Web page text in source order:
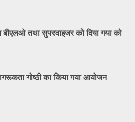
बीएलओ तथा सुपरवाइजर को दिया गया को
गोष्ठी का किया गया आयोजन